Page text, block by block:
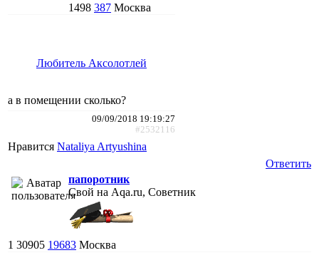
1498 387 Москва
Любитель Аксолотлей
а в помещении сколько?
09/09/2018 19:19:27
#2532116
Нравится Nataliya Artyushina
Ответить
папоротник
Свой на Aqa.ru, Советник
1 30905 19683 Москва